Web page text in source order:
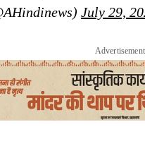
July 29,
Advertisement